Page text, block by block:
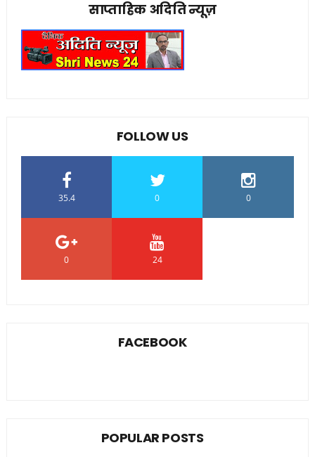
साप्ताहिक अदिति न्यूज़
FOLLOW US
35.4 0 0
0 24
FACEBOOK
POPULAR POSTS